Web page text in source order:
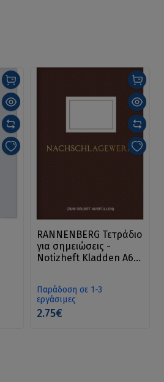
RANNENBERG Τετράδιο
για σημειώσεις -
Notizheft Kladden A6
Παράδοση σε 1-3
εργάσιμες
2.75€